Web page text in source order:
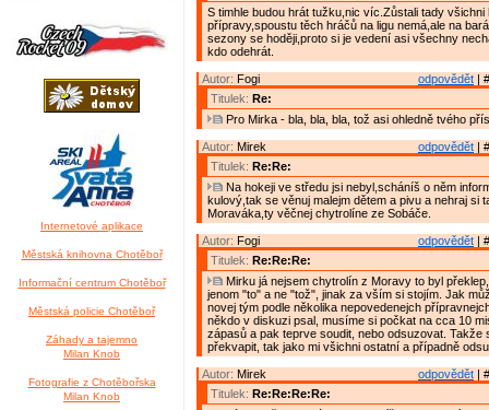
Internetové aplikace
Městská knihovna Chotěboř
Informační centrum Chotěboř
Městská policie Chotěboř
Záhady a tajemno
Milan Knob
Fotografie z Chotěbořska
Milan Knob
S timhle budou hrát tužku,nic víc.Zůstali tady všichni
přípravy,spoustu těch hráčů na ligu nemá,ale na
sezony se hoději,proto si je vedení asi všechny
kdo odehrát.
odpovědět |
Autor: Fogi
Titulek: Re:
Pro Mirka - bla, bla, bla, tož asi ohledně tvého
odpovědět |
Autor: Mirek
Titulek: Re:Re:
Na hokeji ve středu jsi nebyl,scháníš o něm
kulový,tak se věnuj malejm dětem a pivu a nehraj si
Moraváka,ty věčnej chytrolíne ze Sobáče.
odpovědět |
Autor: Fogi
Titulek: Re:Re:Re:
Mirku já nejsem chytrolín z Moravy to byl
jenom "to" a ne "tož", jinak za vším si stojím. Jak
novej tým podle několika nepovedenejch
někdo v diskuzi psal, musíme si počkat na cca 10
zápasů a pak teprve soudit, nebo odsuzovat. Takže
překvapit, tak jako mi všichni ostatní a případně
odpovědět |
Autor: Mirek
Titulek: Re:Re:Re:Re: